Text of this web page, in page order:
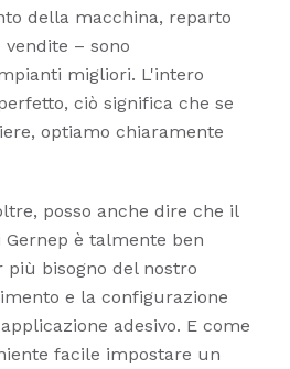
della macchina, reparto
– sono
migliori. L'intero
ciò significa che se
optiamo chiaramente
posso anche dire che il
è talmente ben
bisogno del nostro
e la configurazione
adesivo. E come
facile impostare un